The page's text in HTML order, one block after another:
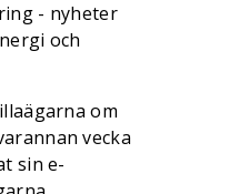
- nyheter
och
om
vecka
sin e-